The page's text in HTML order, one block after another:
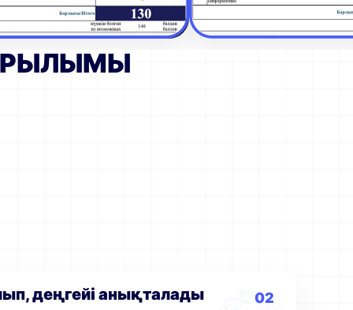
02
деңгейі анықталады